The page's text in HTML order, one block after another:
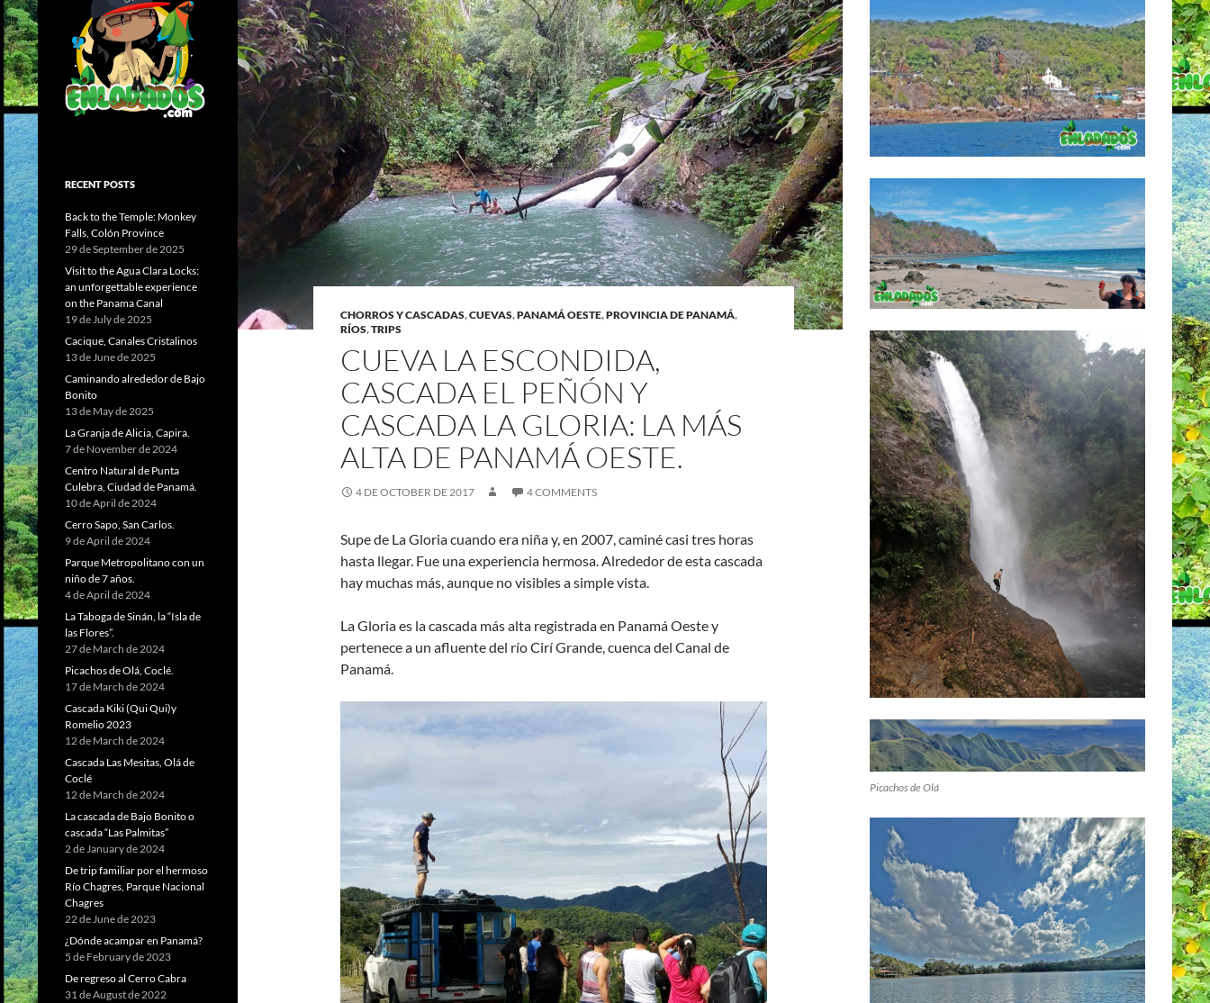
CHORROS Y CASCADAS,CUEVAS,PANAMÁ OESTE,PROVINCIA DE PANAMÁ,
RÍOS,TRIPS
CUEVA LA ESCONDIDA,
CASCADA EL PEÑÓN Y
CASCADA LA GLORIA: LA MÁS
ALTA DE PANAMÁ OESTE.
4 DE OCTOBER DE 2017 4 COMMENTS
Supe de La Gloria cuando era niña y, en 2007, caminé casi tres horas
hasta llegar. Fue una experiencia hermosa. Alrededor de esta cascada
hay muchas más, aunque no visibles a simple vista.
La Gloria es la cascada más alta registrada en Panamá Oeste y
pertenece a un afluente del río Cirí Grande, cuenca del Canal de
Panamá.
Picachos de Olá
RECENT POSTS
Back to the Temple: Monkey
Falls, Colón Province
29 de September de 2025
Visit to the Agua Clara Locks:
an unforgettable experience
on the Panama Canal
19 de July de 2025
Cacique, Canales Cristalinos
13 de June de 2025
Caminando alrededor de Bajo
Bonito
13 de May de 2025
La Granja de Alicia, Capira.
7 de November de 2024
Centro Natural de Punta
Culebra, Ciudad de Panamá.
10 de April de 2024
Cerro Sapo, San Carlos.
9 de April de 2024
Parque Metropolitano con un
niño de 7 años.
4 de April de 2024
La Taboga de Sinán, la “Isla de
las Flores”.
27 de March de 2024
Picachos de Olá, Coclé.
17 de March de 2024
Cascada Kiki (Qui Qui)y
Romelio 2023
12 de March de 2024
Cascada Las Mesitas, Olá de
Coclé
12 de March de 2024
La cascada de Bajo Bonito o
cascada “Las Palmitas”
2 de January de 2024
De trip familiar por el hermoso
Río Chagres, Parque Nacional
Chagres
22 de June de 2023
¿Dónde acampar en Panamá?
5 de February de 2023
De regreso al Cerro Cabra
31 de August de 2022